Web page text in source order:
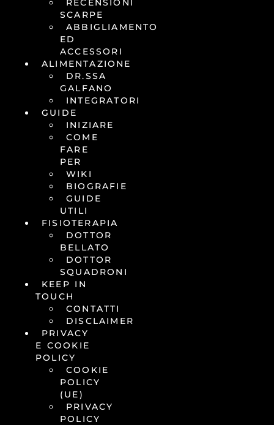
RECENSIONI
SCARPE
ABBIGLIAMENTO
ED
ACCESSORI
ALIMENTAZIONE
DR.SSA
GALFANO
INTEGRATORI
GUIDE
INIZIARE
COME
FARE
PER
WIKI
BIOGRAFIE
GUIDE
UTILI
FISIOTERAPIA
DOTTOR
BELLATO
DOTTOR
SQUADRONI
KEEP IN
TOUCH
CONTATTI
DISCLAIMER
PRIVACY
E COOKIE
POLICY
COOKIE
POLICY
(UE)
PRIVACY
POLICY